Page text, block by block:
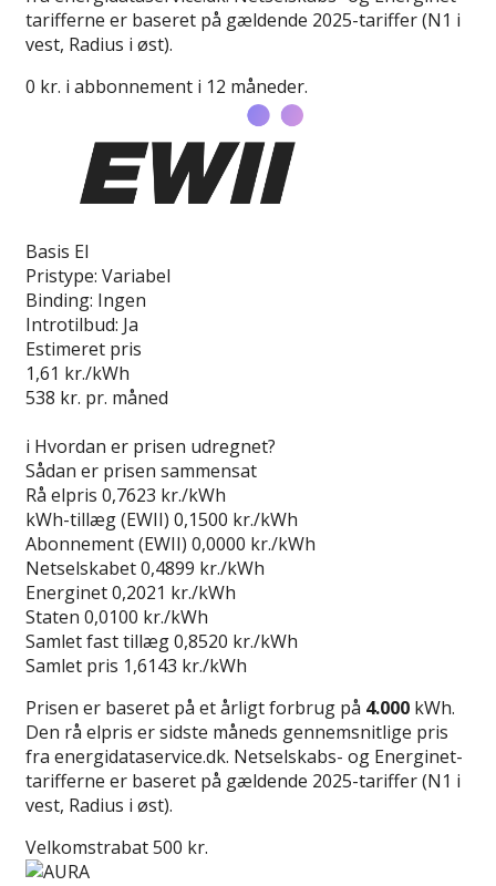
tarifferne er baseret på gældende 2025-tariffer (N1 i
vest, Radius i øst).
0 kr. i abbonnement i 12 måneder.
Basis El
Pristype: Variabel
Binding: Ingen
Introtilbud: Ja
Estimeret pris
1,61 kr./kWh
538 kr. pr. måned
i Hvordan er prisen udregnet?
Sådan er prisen sammensat
Rå elpris 0,7623 kr./kWh
kWh-tillæg (EWII) 0,1500 kr./kWh
Abonnement (EWII) 0,0000 kr./kWh
Netselskabet0,4899 kr./kWh
Energinet0,2021 kr./kWh
Staten 0,0100 kr./kWh
Samlet fast tillæg0,8520 kr./kWh
Samlet pris 1,6143 kr./kWh
Prisen er baseret på et årligt forbrug på 4.000 kWh.
Den rå elpris er sidste måneds gennemsnitlige pris
fra energidataservice.dk. Netselskabs- og Energinet-
tarifferne er baseret på gældende 2025-tariffer (N1 i
vest, Radius i øst).
Velkomstrabat 500 kr.